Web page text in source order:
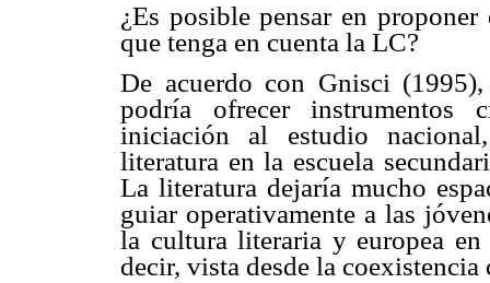
¿Es posible pensar en
que tenga en cuenta la LC?
De acuerdo con Gnisci
podría ofrecer instrumentos
iniciación al estudio
literatura en la escuela
La literatura dejaría mucho
guiar operativamente a las
la cultura literaria y europea
decir, vista desde la